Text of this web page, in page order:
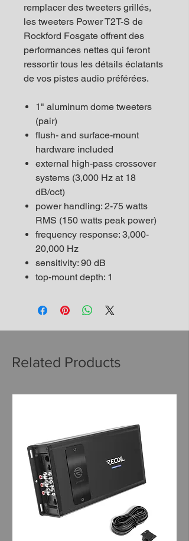
remplacer des tweeters grillés,
les tweeters Power T2T-S de
Rockford Fosgate offrent des
performances nettes qui feront
ressortir tous les détails éclatants
de vos pistes audio préférées.
1" aluminum dome tweeters
(pair)
flush- and surface-mount
hardware included
external high-pass crossover
systems (3,000 Hz at 18
dB/oct)
power handling: 2-75 watts
RMS (150 watts peak power)
frequency response: 3,000-
20,000 Hz
sensitivity: 90 dB
top-mount depth: 1
Related Products